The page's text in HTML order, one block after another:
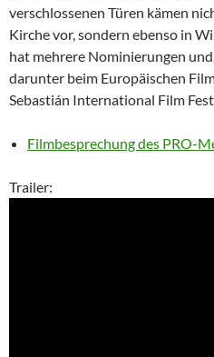
verschlossenen Türen kämen
Kirche vor, sondern ebenso in
hat mehrere Nominierungen
darunter beim Europäischen
Sebastián International Film
Filmbesprechung des PRO-
Trailer: